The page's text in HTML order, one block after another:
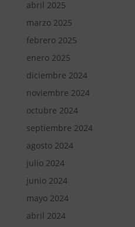
abril 2025
marzo 2025
febrero 2025
enero 2025
diciembre 2024
noviembre 2024
octubre 2024
septiembre 2024
agosto 2024
julio 2024
junio 2024
mayo 2024
abril 2024